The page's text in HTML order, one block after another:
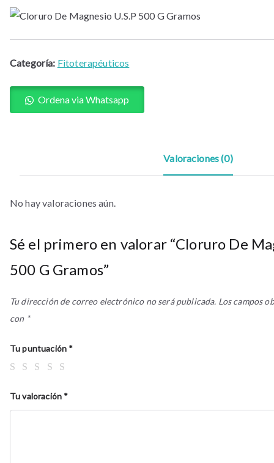
Categoría: Fitoterapéuticos
Ordena via Whatsapp
Valoraciones (0)
No hay valoraciones aún.
Sé el primero en valorar “Cloruro De
500 G Gramos”
Tu dirección de correo electrónico no será publicada. Los campos
con *
Tu puntuación *
Tu valoración *